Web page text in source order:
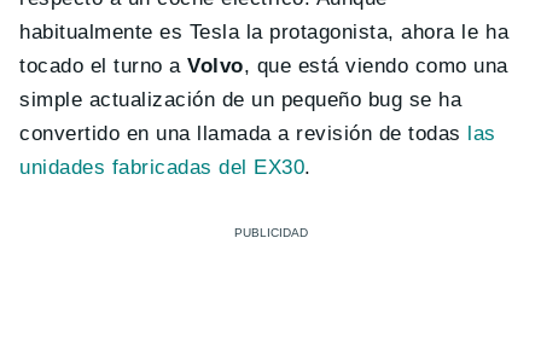
habitualmente es Tesla la protagonista, ahora le ha
tocado el turno aVolvo, que está viendo como una
simple actualización de un pequeño bug se ha
convertido en una llamada a revisión de todas
las
unidades fabricadas del EX30.